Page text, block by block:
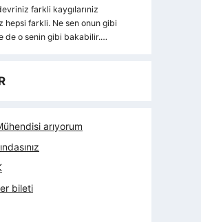
farkli kaygılarıniz
hepsi farkli. Ne sen onun gibi
de o senin gibi bakabilir.…
arıyorum
bileti